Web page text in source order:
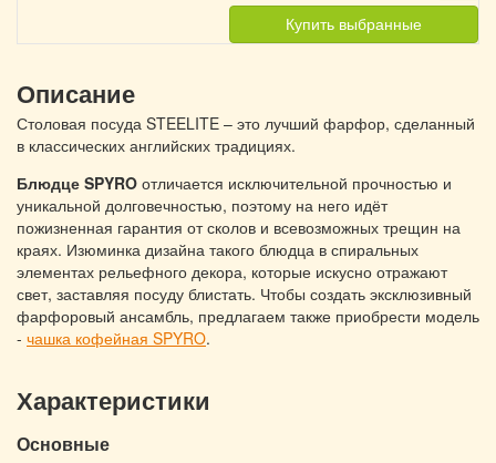
Купить выбранные
Описание
Столовая посуда STEELITE – это лучший фарфор, сделанный
в классических английских традициях.
Блюдце SPYRO отличается исключительной прочностью и
уникальной долговечностью, поэтому на него идёт
пожизненная гарантия от сколов и всевозможных трещин на
краях. Изюминка дизайна такого блюдца в спиральных
элементах рельефного декора, которые искусно отражают
свет, заставляя посуду блистать. Чтобы создать эксклюзивный
фарфоровый ансамбль, предлагаем также приобрести модель
- чашка кофейная SPYRO.
Характеристики
Основные